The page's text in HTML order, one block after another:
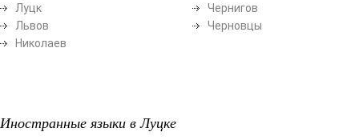
Луцк
Львов
Николаев
Чернигов
Черновцы
Иностранные языки в Луцке